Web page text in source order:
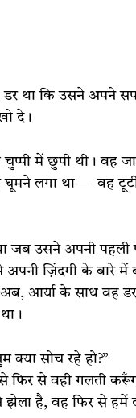
डर था कि उसने अपने
दे।
में छुपी थी। वह
लगा था — वह
उसने अपनी पहली
ज़िंदगी के बारे में
आर्या के साथ वह डर
सोच रहे हो?”
से वही गलती
झेला है, वह फिर से